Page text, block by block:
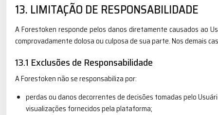
13. LIMITAÇÃO DE RESPONSABILIDADE
A Forestoken responde pelos danos diretamente causados ao
comprovadamente dolosa ou culposa de sua parte. Nos demais
13.1 Exclusões de Responsabilidade
A Forestoken não se responsabiliza por:
perdas ou danos decorrentes de decisões tomadas pelo
visualizações fornecidos pela plataforma;